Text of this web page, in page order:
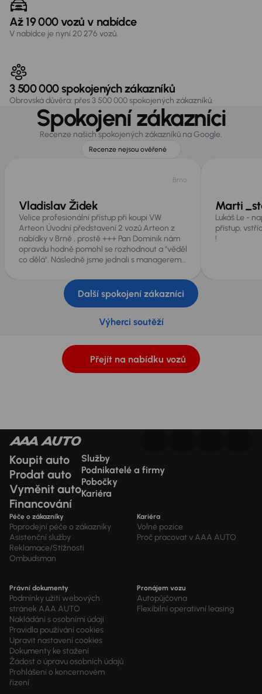
Až 19 000 vozů v nabídce
V nabídce je nyní 20 276 vozů.
3 500 000 spokojených zákazníků
Obrovská důvěra: přes 3 500 000 spokojených zákazníků.
Spokojení zákazníci
Recenze našich spokojených zákazníků na Google.
Recenze nejsou ověřené
Brno
Vladislav Židek
Velice profesionální přístup při koupi VW
Arteon Úvodní představení 2 vozů Arteon z
nabídky v Brně , prostě +++ Pan Dominik nám
opravdu hodně pomohl se rozhodnout a "věděl
co dělá". Následně jsme jednali s managerem
znovu do Brna pro složení zálohy a podpis
smlouvy ). Výborný a aktivně vstřícný přístup
Převzetí auta následně na pobočce v Brně v
také příjemný. Není co vytknout. Celkové
Marti
Lukáš Le -
přístup,
!
Další spokojení zákazníci
Výherci soutěží
Přejít na nabídku vozů
Koupit auto
Prodat auto
Vyměnit auto
Financování
Služby
Podnikatelé a firmy
Pobočky
Kariéra
Péče o zákazníky
Poprodejní péče o zákazníky
Asistenční služby
Reklamace/Stížnosti
Ombudsman
Kariéra
Volné pozice
Proč pracovat v AAA AUTO
Právní dokumenty
Podmínky užití webových
stránek AAA AUTO
Nakládání s osobními údaji
Pravidla používání cookies
Upravit nastavení cookies
Dokumenty ke stažení
Žádost o úpravu osobních údajů
Prohlášení o koncernovém
řízení
Pronájem vozu
Autopůjčovna
Flexibilní operativní leasing